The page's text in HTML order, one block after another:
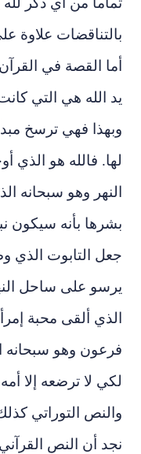
بالتناقضات علاوة
أما القصة في
يد الله هي التي
وبهذا فهي ترسخ
لها. فالله هو الذي
النهر وهو سبحانه
بشرها بأنه سيكون
جعل التابوت الذي
يرسو على ساحل
الذي ألقى محبة
فرعون وهو سبحانه
لكي لا ترضعه إلا
والنص التوراتي
نجد أن النص